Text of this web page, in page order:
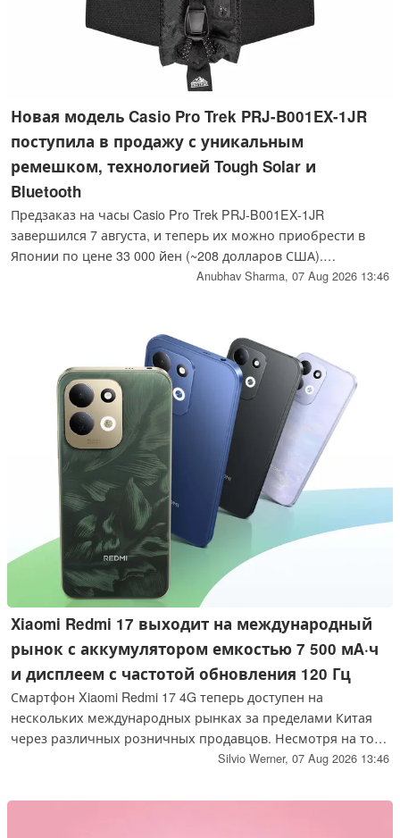
Новая модель Casio Pro Trek PRJ-B001EX-1JR
поступила в продажу с уникальным
ремешком, технологией Tough Solar и
Bluetooth
Предзаказ на часы Casio Pro Trek PRJ-B001EX-1JR
завершился 7 августа, и теперь их можно приобрести в
Японии по цене 33 000 йен (~208 долларов США).
Двусторонний ремешок расстегивается на молнию,
бар, система Tough Solar, синхронизация местоположения
Anubhav Sharma, 07 Aug 2026 13:46
Xiaomi Redmi 17 выходит на международный
рынок с аккумулятором емкостью 7 500 мА·ч
и дисплеем с частотой обновления 120 Гц
Смартфон Xiaomi Redmi 17 4G теперь доступен на
нескольких международных рынках за пределами Китая
через различных розничных продавцов. Несмотря на то
что смартфон оснащён быстрым дисплеем и мощным
присутствуют заметные компромиссы.
Silvio Werner, 07 Aug 2026 13:46